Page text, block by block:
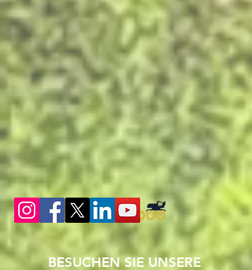
BESUCHEN SIE UNSERE